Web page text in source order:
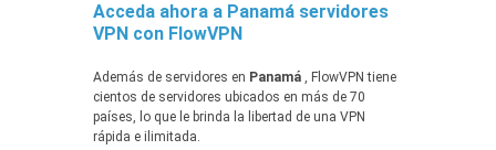
Acceda ahora a Panamá servidores
VPN con FlowVPN
Además de servidores en Panamá , FlowVPN tiene
cientos de servidores ubicados en más de 70
países, lo que le brinda la libertad de una VPN
rápida e ilimitada.